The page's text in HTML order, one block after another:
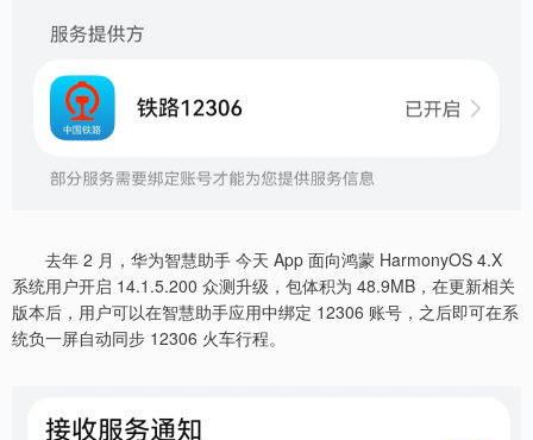
去年 2 月，华为智慧助手 今天 App 面向鸿蒙 HarmonyOS 4.X
系统用户开启 14.1.5.200 众测升级，包体积为 48.9MB，在更新相关
版本后，用户可以在智慧助手应用中绑定 12306 账号，之后即可在系
统负一屏自动同步 12306 火车行程。